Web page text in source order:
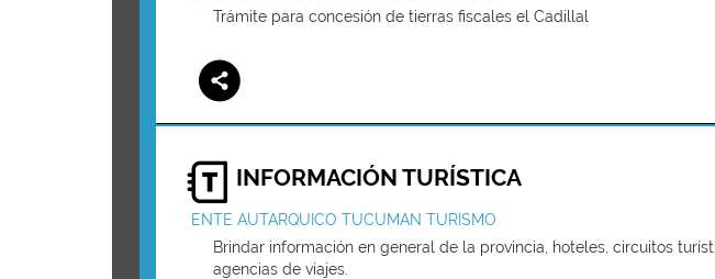
Trámite para concesión de tierras fiscales el Cadillal
INFORMACIÓN TURÍSTICA
ENTE AUTARQUICO TUCUMAN TURISMO
Brindar información en general de la provincia, hoteles, circuitos
agencias de viajes.